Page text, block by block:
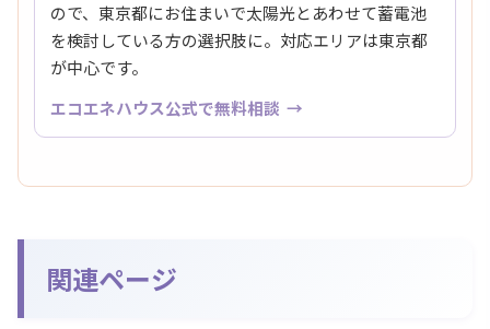
ので、東京都にお住まいで太陽光とあわせて蓄電池
を検討している方の選択肢に。対応エリアは東京都
が中心です。
エコエネハウス公式で無料相談
関連ページ